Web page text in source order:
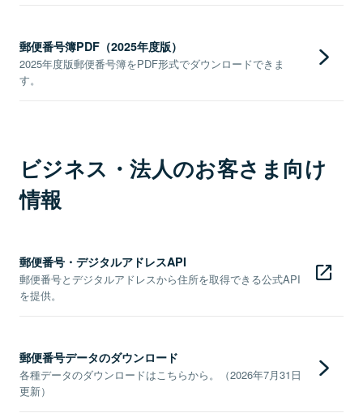
郵便番号簿PDF（2025年度版）
2025年度版郵便番号簿をPDF形式でダウンロードできま
す。
ビジネス・法人のお客さま向け
情報
郵便番号・デジタルアドレスAPI
郵便番号とデジタルアドレスから住所を取得できる公式API
を提供。
郵便番号データのダウンロード
各種データのダウンロードはこちらから。（2026年7月31日
更新）